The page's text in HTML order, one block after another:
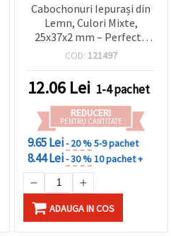
Cabochonuri Iepurași din
Lemn, Culori Mixte,
25x37x2 mm – Perfecte
pentru Craft,
Festiv, Set 10 buc.
COD: 121497
12.06 Lei 1-4 pachet
REDUCERI
PENTRU CANTITATE
9.65 Lei- 20 %5-9 pachet
8.44 Lei- 30 %10 pachet +
ADAUGA IN COS